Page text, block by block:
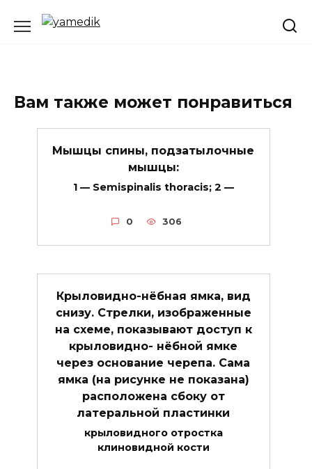
Вам также может понравиться
Мышцы спины, подзатылочные
мышцы:
1 — Semispinalis thoracis; 2 —
0 306
Крыловидно-нёбная ямка, вид
снизу. Стрелки, изображенные
на схеме, показывают доступ к
крыловидно- нёбной ямке
через основание черепа. Сама
ямка (на рисунке не показана)
расположена сбоку от
латеральной пластинки
крыловидного отростка
клиновидной кости